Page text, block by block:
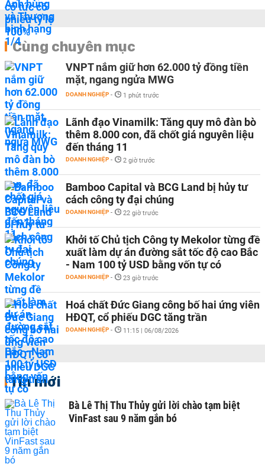
Cùng chuyên mục
VNPT nắm giữ hơn 62.000 tỷ đồng tiền
mặt, ngang ngửa MWG
DOANH NGHIỆP - 1 phút trước
Lãnh đạo Vinamilk: Tăng quy mô đàn bò
thêm 8.000 con, đã chốt giá nguyên liệu
đến tháng 11
DOANH NGHIỆP - 2 giờ trước
Bamboo Capital và BCG Land bị hủy tư
cách công ty đại chúng
DOANH NGHIỆP - 22 giờ trước
Khởi tố Chủ tịch Công ty Mekolor từng đề
xuất làm dự án đường sắt tốc độ cao Bắc
- Nam 100 tỷ USD bằng vốn tự có
DOANH NGHIỆP - 23 giờ trước
Hoá chất Đức Giang công bố hai ứng viên
HĐQT, cổ phiếu DGC tăng trần
DOANH NGHIỆP - 11:15 | 06/08/2026
Tin mới
Bà Lê Thị Thu Thủy gửi lời chào tạm biệt
VinFast sau 9 năm gắn bó